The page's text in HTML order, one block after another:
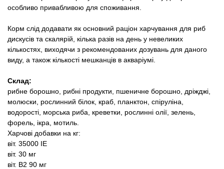
особливо привабливою для споживання.
Корм слід додавати як основний раціон харчування для риб
дискусів та скалярій, кілька разів на день у невеликих
кількостях, виходячи з рекомендованих дозувань для даного
виду, а також кількості мешканців в акваріумі.
Склад:
рибне борошно, рибні продукти, пшеничне борошно, дріжджі,
молюски, рослинний білок, краб, планктон, спіруліна,
водорості, морська риба, креветки, рослинні олії, зелень,
форель, ікра, мотиль.
Харчові добавки на кг:
віт. 35000 IE
віт. 30 мг
віт. В2 90 мг
Хозряд - господарчі товари оптом
Популярні зоотоварі
Архів / Знято з виробництва